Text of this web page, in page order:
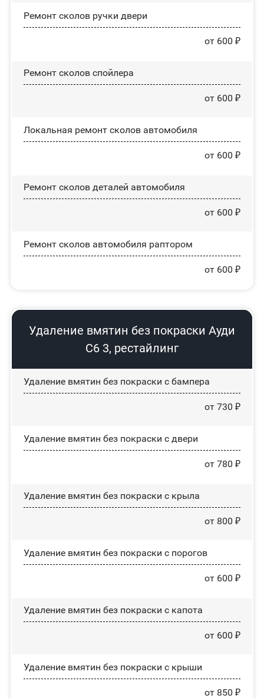
Ремонт сколов ручки двери
от 600 ₽
Ремонт сколов спойлера
от 600 ₽
Локальная ремонт сколов автомобиля
от 600 ₽
Ремонт сколов деталей автомобиля
от 600 ₽
Ремонт сколов автомобиля раптором
от 600 ₽
Удаление вмятин без покраски Ауди
С6 3, рестайлинг
Удаление вмятин без покраски с бампера
от 730 ₽
Удаление вмятин без покраски с двери
от 780 ₽
Удаление вмятин без покраски с крыла
от 800 ₽
Удаление вмятин без покраски с порогов
от 600 ₽
Удаление вмятин без покраски с капота
от 600 ₽
Удаление вмятин без покраски с крыши
от 850 ₽